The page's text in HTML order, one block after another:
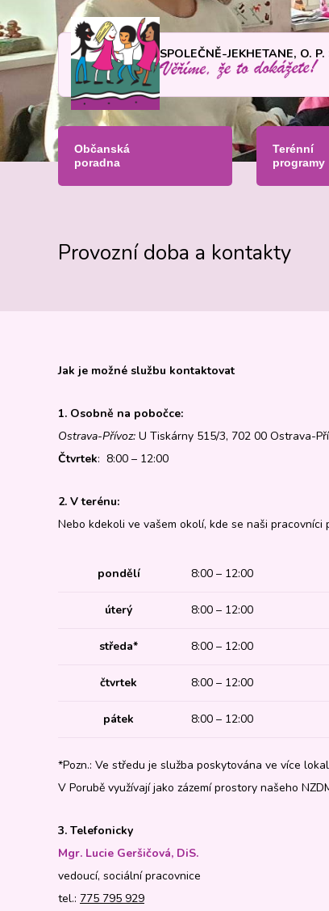
SPOLEČNĚ-JEKHETANE, O. P.
Občanská
poradna
Terénní
programy
Provozní doba a kontakty
Jak je možné službu kontaktovat
1. Osobně na pobočce:
Ostrava-Přívoz: U Tiskárny 515/3, 702 00 Ostrava-
Čtvrtek: 8:00 – 12:00
2. V terénu:
Nebo kdekoli ve vašem okolí, kde se naši pracovníci
pondělí 8:00 – 12:00
úterý 8:00 – 12:00
středa* 8:00 – 12:00
čtvrtek 8:00 – 12:00
pátek 8:00 – 12:00
*Pozn.: Ve středu je služba poskytována ve více
V Porubě využívají jako zázemí prostory našeho
3. Telefonicky
Mgr. Lucie Geršičová, DiS.
vedoucí, sociální pracovnice
tel.: 775 795 929